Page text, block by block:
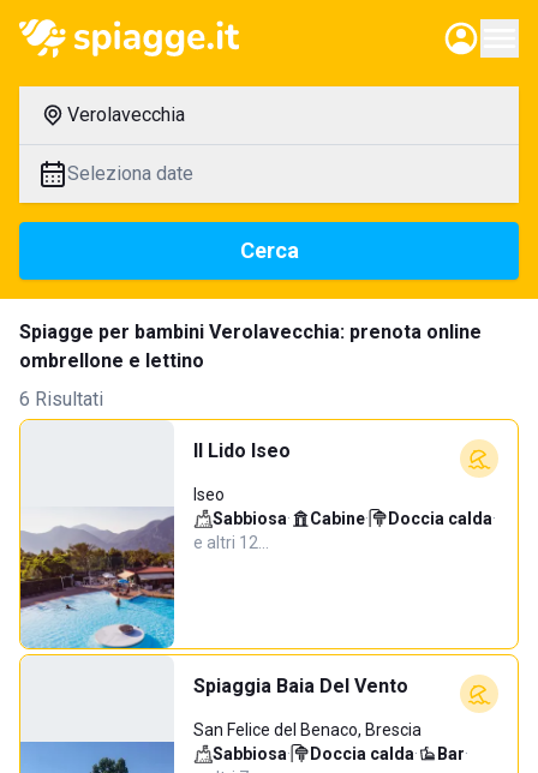
Verolavecchia
Seleziona date
Cerca
Spiagge per bambini Verolavecchia: prenota online
ombrellone e lettino
6 Risultati
Il Lido Iseo
Iseo
Sabbiosa· Cabine· Doccia calda·
e altri 12…
Spiaggia Baia Del Vento
San Felice del Benaco, Brescia
Sabbiosa· Doccia calda· Bar·